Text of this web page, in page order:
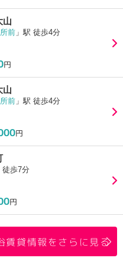
山
前 」駅 徒歩4分
円
山
前 」駅 徒歩4分
円
徒歩7分
円
賃貸情報をさらに見る